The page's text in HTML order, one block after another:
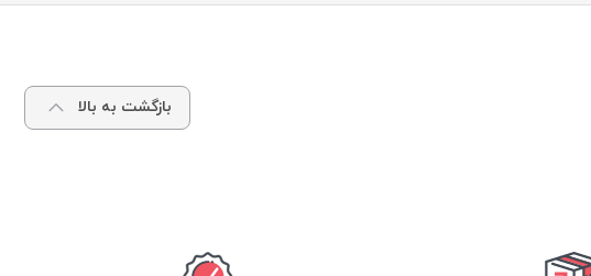
بازگشت به بالا